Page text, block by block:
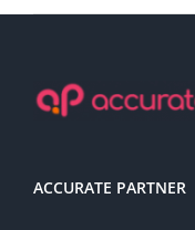
ACCURATE PARTNER